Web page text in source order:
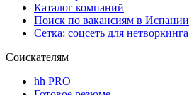
Каталог компаний
Поиск по вакансиям в Испании
Сетка: соцсеть для нетворкинга
Соискателям
hh PRO